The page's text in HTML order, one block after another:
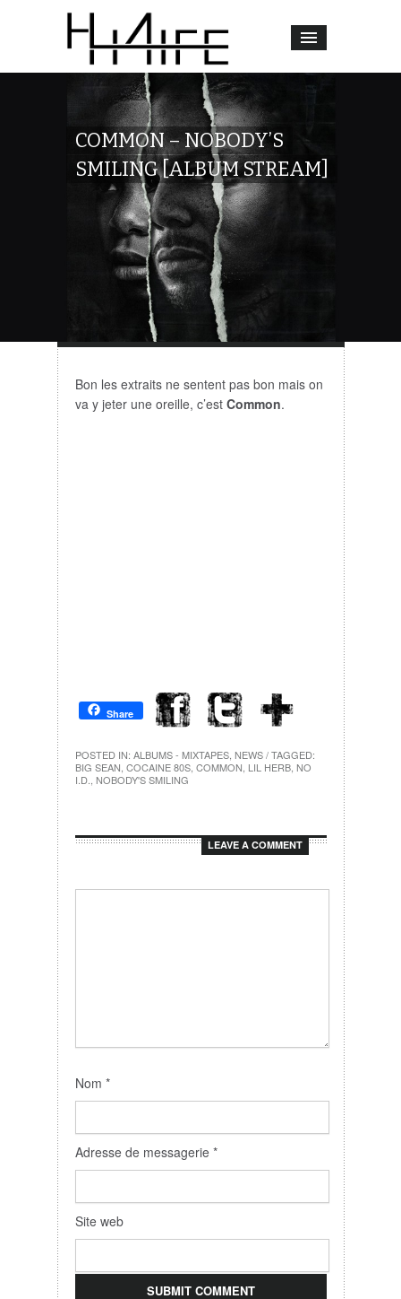
COMMON – NOBODY’S
SMILING [ALBUM STREAM]
Bon les extraits ne sentent pas bon mais on
va y jeter une oreille, c’est Common.
Share
POSTED IN: ALBUMS - MIXTAPES, NEWS / TAGGED:
BIG SEAN COCAINE 80S, COMMON LIL HERB, NO
I.D.
NOBODY'S SMILING
LEAVE A COMMENT
Nom *
Adresse de messagerie *
Site web